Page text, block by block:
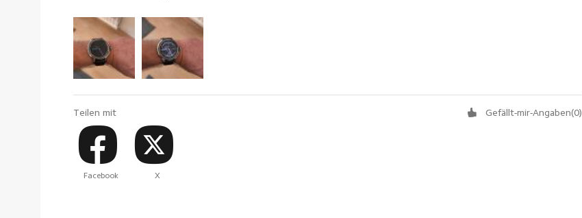
Teilen mit
Facebook X
Gefällt-mir-Angaben(0)